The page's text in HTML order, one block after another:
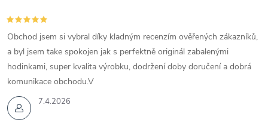
7.4.2026
Obchod jsem si vybral díky kladným recenzím ověřených zákazníků,
a byl jsem take spokojen jak s perfektně originál zabalenými
hodinkami, super kvalita výrobku, dodržení doby doručení a dobrá
komunikace obchodu.V